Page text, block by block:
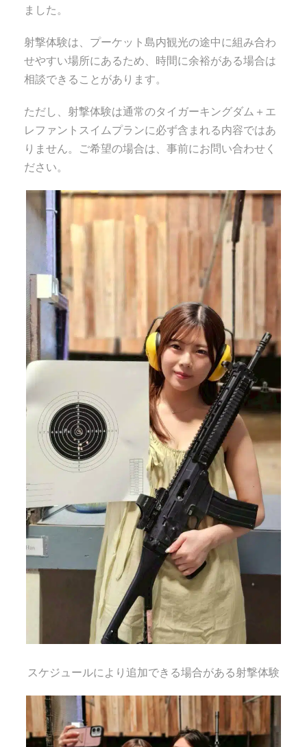
ました。
射撃体験は、プーケット島内観光の途中に組み合わ
せやすい場所にあるため、時間に余裕がある場合は
相談できることがあります。
ただし、射撃体験は通常のタイガーキングダム＋エ
レファントスイムプランに必ず含まれる内容ではあ
りません。ご希望の場合は、事前にお問い合わせく
ださい。
スケジュールにより追加できる場合がある射撃体験